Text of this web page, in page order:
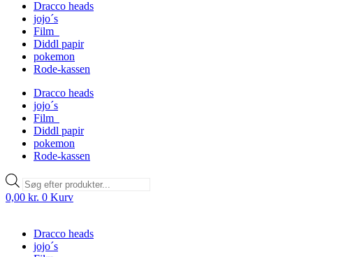
Dracco heads
jojo´s
Film
Diddl papir
pokemon
Rode-kassen
Dracco heads
jojo´s
Film
Diddl papir
pokemon
Rode-kassen
Products
search
0,00 kr. 0 Kurv
Dracco heads
jojo´s